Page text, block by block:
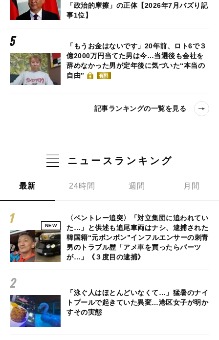
「政治的摩擦」の正体【2026年7月バズり記
事1位】
「もうお金はないです」20年前、ロト6で３
億2000万円当てた男は今…当選後も会社を
辞めなかった男が定年後に気づいた“本当の
自由”
有料
記事ランキングの一覧を見る
ニュースランキング
最新 24時間 週間 月間
NEW
〈ベントレー追突〉「対立集団に追われてい
た…」と供述も追尾車両はナシ、逮捕された
韓国籍“元ボンボン”インフルエンサーの刺青
男のトラブル歴「アメ車を買ったらパーツ
が…」《３度目の逮捕》
「泳ぐ人はほとんどいなくて…」猛暑のナイ
トプールで起きていた異変…港区女子が明か
すその実態